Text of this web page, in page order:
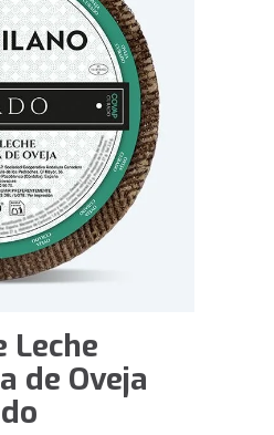
Leche
de Oveja